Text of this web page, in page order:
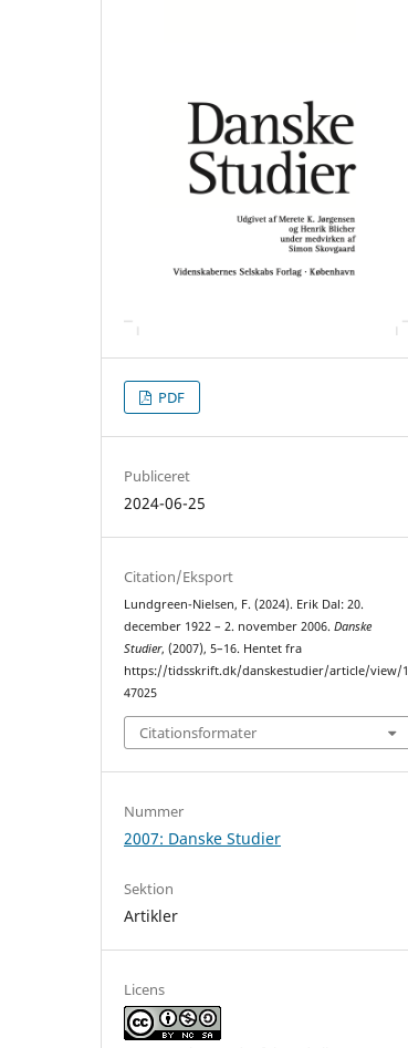
PDF
Publiceret
2024-06-25
Citation/Eksport
Lundgreen-Nielsen, F. (2024). Erik Dal: 20.
december 1922 – 2. november 2006.Danske
Studier, (2007), 5–16. Hentet fra
https://tidsskrift.dk/danskestudier/article/view/1
47025
Citationsformater
Nummer
2007: Danske Studier
Sektion
Artikler
Licens